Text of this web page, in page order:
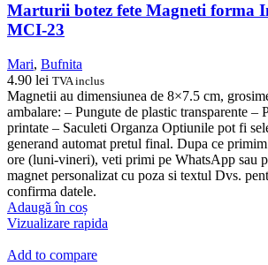
Marturii botez fete Magneti forma
MCI-23
Mari, Bufnita
4.90 lei TVA inclus
Magnetii au dimensiunea de 8×7.5 cm,
ambalare: – Pungute de plastic transparente –
printate – Saculeti Organza Optiunile pot fi
generand automat pretul final. Dupa ce
ore (luni-vineri), veti primi pe WhatsApp sau
magnet personalizat cu poza si textul Dvs.
confirma datele.
Adaugă în coș
Vizualizare rapida
Add to compare